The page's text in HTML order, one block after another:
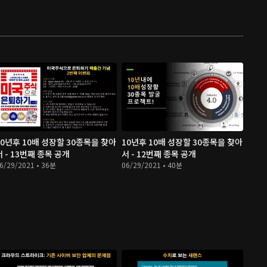
년후 10배 성장할 30종목을 찾아
- 13번째 종목 공개
29/2021 • 36분
10년후 10배 성장할 30종목을 찾아
서 - 12번째 종목 공개
06/29/2021 • 40분